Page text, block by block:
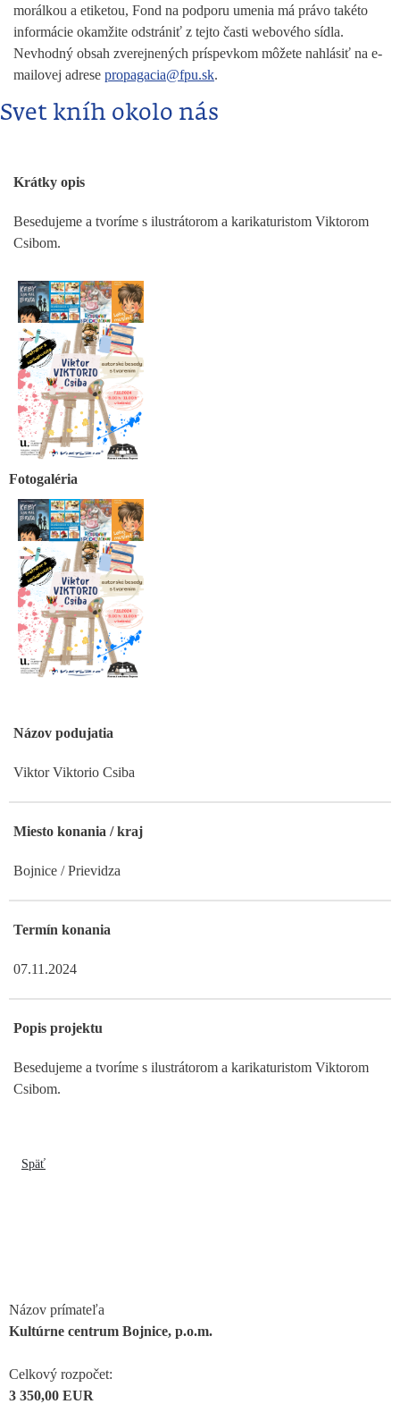
morálkou a etiketou, Fond na podporu umenia má právo takéto
informácie okamžite odstrániť z tejto časti webového sídla.
Nevhodný obsah zverejnených príspevkom môžete nahlásiť na e-
mailovej adrese propagacia@fpu.sk.
Svet kníh okolo nás
Krátky opis
Besedujeme a tvoríme s ilustrátorom a karikaturistom Viktorom
Csibom.
Fotogaléria
Názov podujatia
Viktor Viktorio Csiba
Miesto konania / kraj
Bojnice / Prievidza
Termín konania
07.11.2024
Popis projektu
Besedujeme a tvoríme s ilustrátorom a karikaturistom Viktorom
Csibom.
Späť
Názov prímateľa
Kultúrne centrum Bojnice, p.o.m.
Celkový rozpočet:
3 350,00 EUR